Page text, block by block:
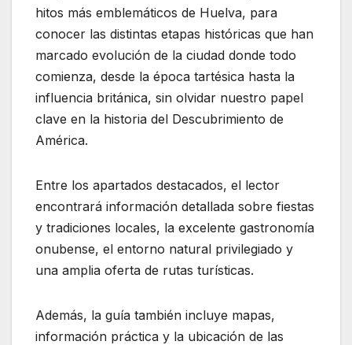
hitos más emblemáticos de Huelva, para
conocer las distintas etapas históricas que han
marcado evolución de la ciudad donde todo
comienza, desde la época tartésica hasta la
influencia británica, sin olvidar nuestro papel
clave en la historia del Descubrimiento de
América.
Entre los apartados destacados, el lector
encontrará información detallada sobre fiestas
y tradiciones locales, la excelente gastronomía
onubense, el entorno natural privilegiado y
una amplia oferta de rutas turísticas.
Además, la guía también incluye mapas,
información práctica y la ubicación de las